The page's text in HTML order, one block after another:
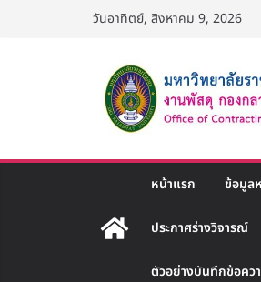
วันอาทิตย์, สิงหาคม 9, 2026
หน้าแรก ข้อมูล
ประกาศร่างวิจารณ์
ตัวอย่างบันทึกข้อคว